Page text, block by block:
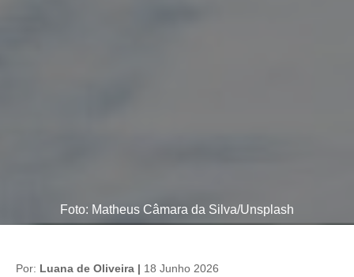
Foto: Matheus Câmara da Silva/Unsplash
Por: Luana de Oliveira | 18 Junho 2026